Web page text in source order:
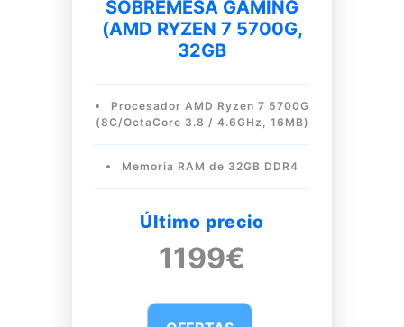
SOBREMESA GAMING
(AMD RYZEN 7 5700G,
32GB
Procesador AMD Ryzen 7 5700G
(8C/OctaCore 3.8 / 4.6GHz, 16MB)
Memoria RAM de 32GB DDR4
Último precio
1199€